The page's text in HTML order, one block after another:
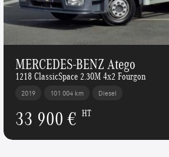
MERCEDES-BENZ Atego
1218 ClassicSpace 2.30M 4x2 Fourgon
2019 101 004 km Diesel
33 900 € HT